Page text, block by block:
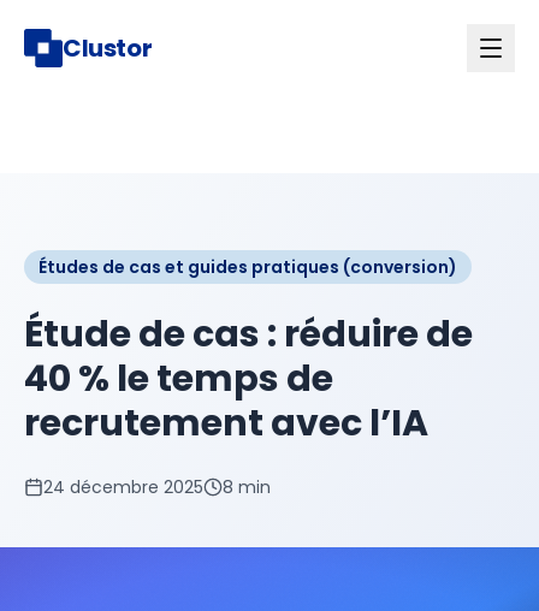
Clustor
Études de cas et guides pratiques (conversion)
Étude de cas : réduire de
40 % le temps de
recrutement avec l’IA
24 décembre 2025 8 min